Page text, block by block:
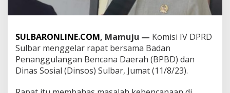
m
s
i
I
V
D
R
SULBARONLINE.COM, Mamuju — Komisi IV DPRD
Sulbar menggelar rapat bersama Badan
Penanggulangan Bencana Daerah (BPBD) dan
Dinas Sosial (Dinsos) Sulbar, Jumat (11/8/23).